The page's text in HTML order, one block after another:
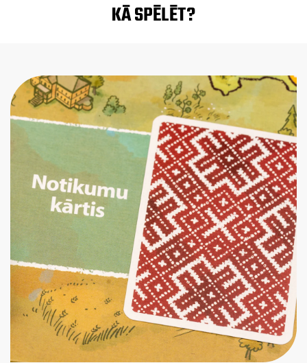
KĀ SPĒLĒT?